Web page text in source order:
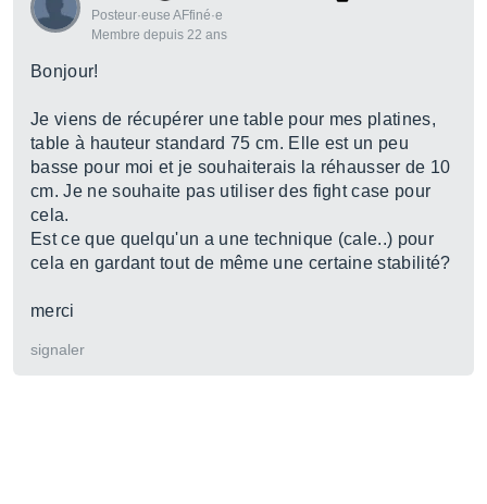
Posteur·euse AFfiné·e
Membre depuis 22 ans
Bonjour!
Je viens de récupérer une table pour mes platines,
table à hauteur standard 75 cm. Elle est un peu
basse pour moi et je souhaiterais la réhausser de 10
cm. Je ne souhaite pas utiliser des fight case pour
cela.
Est ce que quelqu'un a une technique (cale..) pour
cela en gardant tout de même une certaine stabilité?
merci
signaler